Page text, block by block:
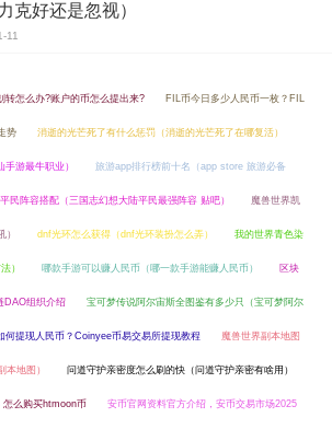
克好还是忽视）
11
转怎么办?账户的币怎么提出来? FIL币今日多少人民币一枚？FIL
势 消逝的光芒死了有什么惩罚（消逝的光芒死了在哪复活）
游最牛职业） 旅游app排行榜前十名（app store 旅游必备
民阵容搭配（三国志幻想大陆平民最强阵容 贴吧） 魔兽世界凯
） dnf光环怎么获得（dnf光环装扮怎么弄） 我的世界青色染
） 哪款手游可以赚人民币（哪一款手游能赚人民币） 区块
DAO组织介绍 宝可梦传说阿尔宙斯全图鉴有多少只（宝可梦阿尔
何提现人民币？Coinyee币易交易所提现教程 魔兽世界副本地图
本地图） 问道守护亲密度怎么刷的快（问道守护亲密有啥用）
怎么购买htmoon币 安币官网资料官方介绍，安币交易市场2025